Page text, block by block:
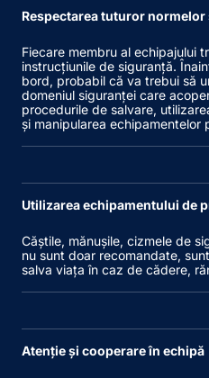
Respectarea tuturor
Fiecare membru al echipajului
instrucțiunile de siguranță.
bord, probabil că va trebui să
domeniul siguranței care
procedurile de salvare,
și manipularea echipamentelor
Utilizarea echipamentului de
Căștile, mănușile, cizmele de
nu sunt doar recomandate,
salva viața în caz de cădere,
Atenție și cooperare în echipă